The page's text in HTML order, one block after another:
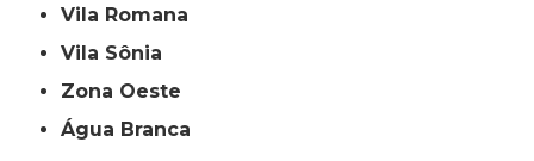
Vila Romana
Vila Sônia
Zona Oeste
Água Branca